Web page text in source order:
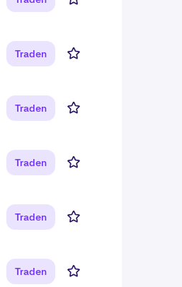
Traden
Traden
Traden
Traden
Traden